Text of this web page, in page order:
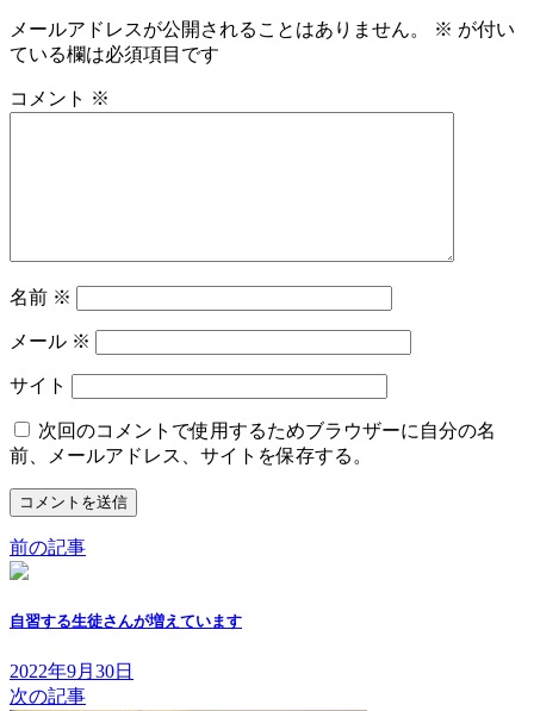
メールアドレスが公開されることはありません。 ※ が付い
ている欄は必須項目です
コメント ※
名前 ※
メール ※
サイト
次回のコメントで使用するためブラウザーに自分の名
前、メールアドレス、サイトを保存する。
前の記事
自習する生徒さんが増えています
2022年9月30日
次の記事